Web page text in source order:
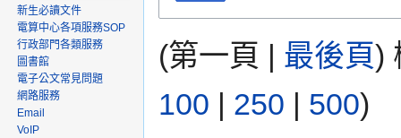
(第一頁 | 最後頁)
100 | 250 | 500)
新生必讀文件
電算中心各項服務SOP
行政部門各類服務
圖書館
電子公文常見問題
網路服務
Email
VoIP